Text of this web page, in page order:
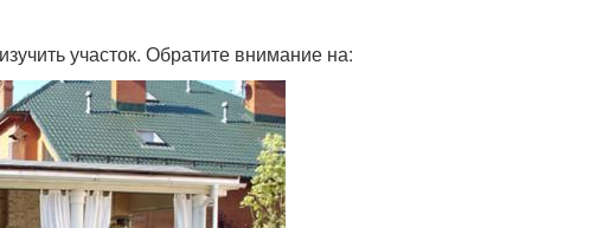
участок. Обратите внимание на: